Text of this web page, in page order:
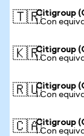
🇹🇷Citigroup
1 Con
🇰🇷Citigroup
1 Con
🇷🇺Citigroup
1 Con
🇨🇦Citigroup
1 Con